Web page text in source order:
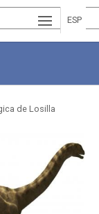
ESP
À
de Losilla